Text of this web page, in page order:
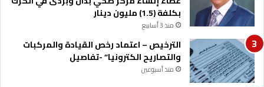
ا
ل
ع
ق
ب
ة
بكلفة (1.5) مليون دينار
منذ 3 أسابيع
الترخيص – اعتماد رخص القيادة والمركبات
والتصاريح الكترونيا” -تفاصيل
منذ أسبوعين